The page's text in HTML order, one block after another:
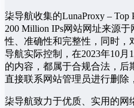
柒导航收集的LunaProxy – Top
200 Million IPs网站网址来源
性、准确性和完整性，同时，
导航实际控制，在2023年10月
的内容，都属于合规合法，后
直接联系网站管理员进行删除
柒导航致力于优质、实用的网